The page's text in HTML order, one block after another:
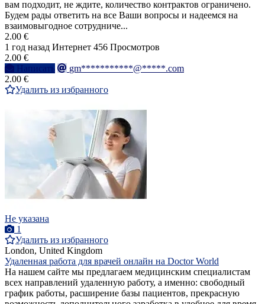
вам подходит, не ждите, количество контрактов ограничено.
Будем рады ответить на все Ваши вопросы и надеемся на
взаимовыгодное сотрудниче...
2.00 €
1 год назад Интернет 456 Просмотров
2.00 €
Написать
gm***********@*****.com
2.00 €
Удалить из избранного
Не указана
1
Удалить из избранного
London, United Kingdom
Удаленная работа для врачей онлайн на Doctor World
На нашем сайте мы предлагаем медицинским специалистам
всех направлений удаленную работу, а именно: свободный
график работы, расширение базы пациентов, прекрасную